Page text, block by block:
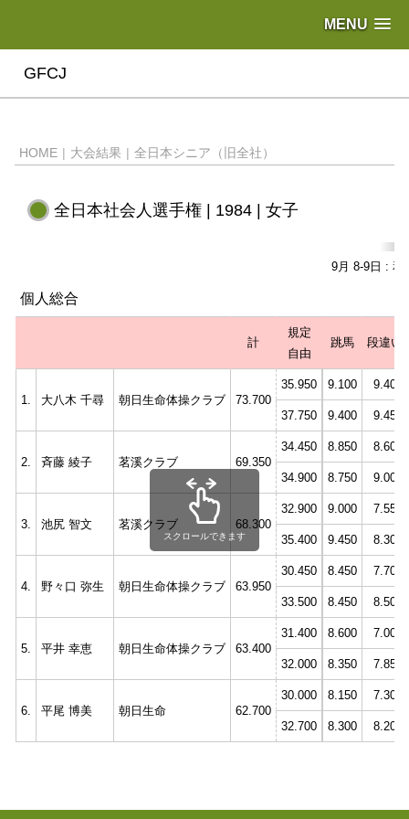
MENU
GFCJ
HOME | 大会結果 | 全日本シニア（旧全社）
全日本社会人選手権 | 1984 | 女子
9月 8-9日 : 和
個人総合
計
規定
自由
跳馬 段違い
1. 大八木 千尋 朝日生命体操クラブ 73.700
35.950 9.100 9.400
37.750 9.400 9.450
2. 斉藤 綾子 茗溪クラブ 69.350
34.450 8.850 8.600
34.900 8.750 9.000
3. 池尻 智文 茗溪クラブ 68.300
32.900 9.000 7.550
35.400 9.450 8.300
4. 野々口 弥生 朝日生命体操クラブ 63.950
30.450 8.450 7.700
33.500 8.450 8.500
5. 平井 幸恵 朝日生命体操クラブ 63.400
31.400 8.600 7.000
32.000 8.350 7.850
6. 平尾 博美 朝日生命 62.700
30.000 8.150 7.300
32.700 8.300 8.200
スクロールできます